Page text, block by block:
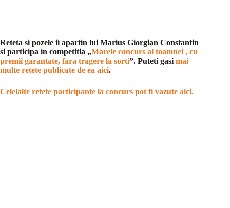
Reteta si pozele ii apartin lui Marius Giorgian Constantin
si participa in competitia „Marele concurs al toamnei , cu
premii garantate, fara tragere la sorti”. Puteti gasi mai
multe retete publicate de ea aici.
Celelalte retete participante la concurs pot fi vazute aici.